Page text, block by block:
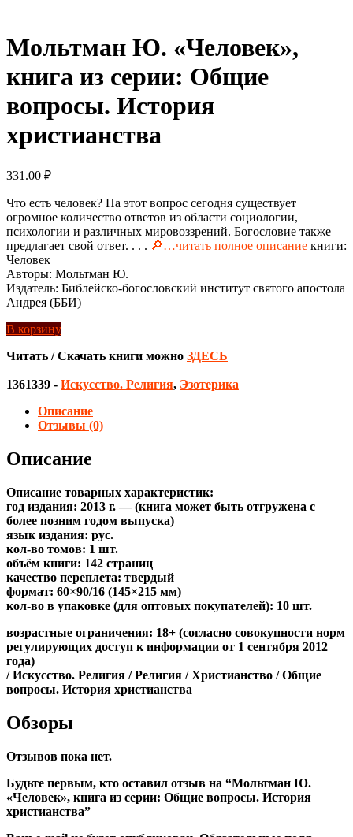
Мольтман Ю. «Человек»,
книга из серии: Общие
вопросы. История
христианства
331.00 ₽
Что есть человек? На этот вопрос сегодня существует
огромное количество ответов из области социологии,
психологии и различных мировоззрений. Богословие также
предлагает свой ответ. . . . 🔎…читать полное описание книги:
Человек
Авторы: Мольтман Ю.
Издатель: Библейско-богословский институт святого апостола
Андрея (ББИ)
В корзину
Читать / Скачать книги можно ЗДЕСЬ
1361339 - Искусство. Религия, Эзотерика
Описание
Отзывы (0)
Описание
Описание товарных характеристик:
год издания: 2013 г. — (книга может быть отгружена c
более позним годом выпуска)
язык издания: рус.
кол-во томов: 1 шт.
объём книги: 142 страниц
качество переплета: твердый
формат: 60×90/16 (145×215 мм)
кол-во в упаковке (для оптовых покупателей): 10 шт.
возрастные ограничения: 18+ (согласно совокупности норм
регулирующих доступ к информации от 1 сентября 2012
года)
/ Искусство. Религия / Религия / Христианство / Общие
вопросы. История христианства
Обзоры
Отзывов пока нет.
Будьте первым, кто оставил отзыв на “Мольтман Ю.
«Человек», книга из серии: Общие вопросы. История
христианства”